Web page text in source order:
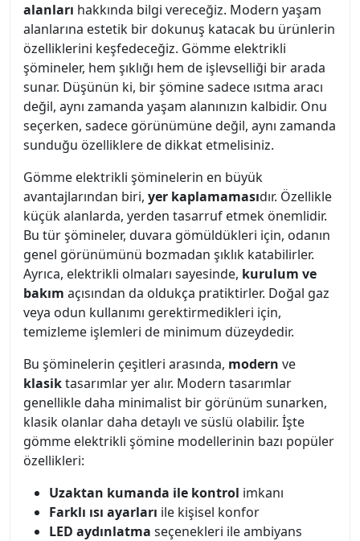
alanları hakkında bilgi vereceğiz. Modern yaşam
alanlarına estetik bir dokunuş katacak bu ürünlerin
özelliklerini keşfedeceğiz. Gömme elektrikli
şömineler, hem şıklığı hem de işlevselliği bir arada
sunar. Düşünün ki, bir şömine sadece ısıtma aracı
değil, aynı zamanda yaşam alanınızın kalbidir. Onu
seçerken, sadece görünümüne değil, aynı zamanda
sunduğu özelliklere de dikkat etmelisiniz.
Gömme elektrikli şöminelerin en büyük
avantajlarından biri, yer kaplamamasıdır. Özellikle
küçük alanlarda, yerden tasarruf etmek önemlidir.
Bu tür şömineler, duvara gömüldükleri için, odanın
genel görünümünü bozmadan şıklık katabilirler.
Ayrıca, elektrikli olmaları sayesinde, kurulum ve
bakım açısından da oldukça pratiktirler. Doğal gaz
veya odun kullanımı gerektirmedikleri için,
temizleme işlemleri de minimum düzeydedir.
Bu şöminelerin çeşitleri arasında, modern ve
klasiktasarımlar yer alır. Modern tasarımlar
genellikle daha minimalist bir görünüm sunarken,
klasik olanlar daha detaylı ve süslü olabilir. İşte
gömme elektrikli şömine modellerinin bazı popüler
özellikleri:
Uzaktan kumanda ile kontrol imkanı
Farklı ısı ayarları ile kişisel konfor
LED aydınlatma seçenekleri ile ambiyans